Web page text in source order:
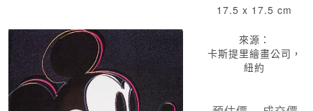
17.5 x 17.5 cm
來源：
卡斯提里繪畫公司，
紐約